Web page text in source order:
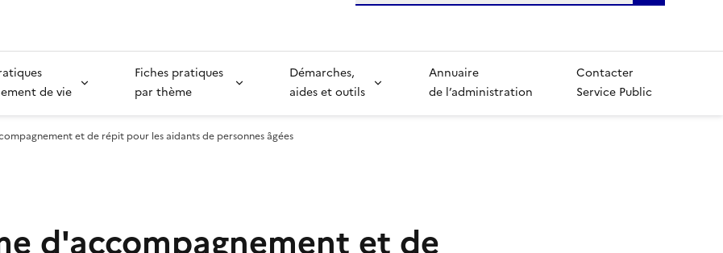
de vie
Fiches pratiques
par thème
Démarches,
aides et outils
Annuaire
de l’administration
Contacter
Service Public
et de répit pour les aidants de personnes âgées
d'accompagnement et de